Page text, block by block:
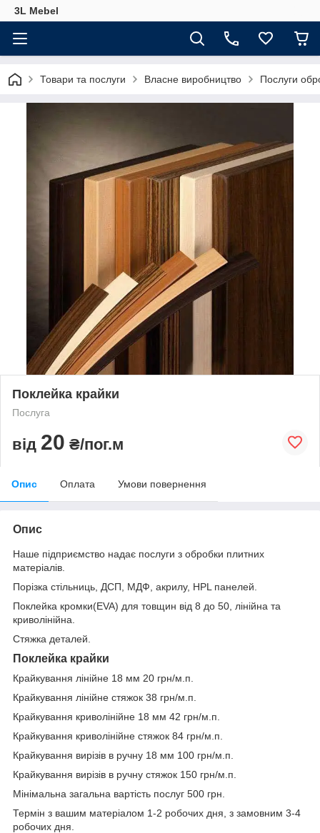
3L Mebel
Товари та послуги Власне виробництво Послуги
Поклейка крайки
Послуга
від 20 ₴/пог.м
Опис Оплата Умови повернення
Опис
Наше підприємство надає послуги з обробки плитних
матеріалів.
Порізка стільниць, ДСП, МДФ, акрилу, HPL панелей.
Поклейка кромки(EVA) для товщин від 8 до 50, лінійна та
криволінійна.
Стяжка деталей.
Поклейка крайки
Крайкування лінійне 18 мм 20 грн/м.п.
Крайкування лінійне стяжок 38 грн/м.п.
Крайкування криволінійне 18 мм 42 грн/м.п.
Крайкування криволінійне стяжок 84 грн/м.п.
Крайкування вирізів в ручну 18 мм 100 грн/м.п.
Крайкування вирізів в ручну стяжок 150 грн/м.п.
Мінімальна загальна вартість послуг 500 грн.
Термін з вашим матеріалом 1-2 робочих дня, з замовним 3-4
робочих дня.